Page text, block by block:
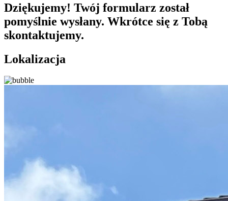
Dziękujemy! Twój formularz został
pomyślnie wysłany. Wkrótce się z Tobą
skontaktujemy.
Lokalizacja